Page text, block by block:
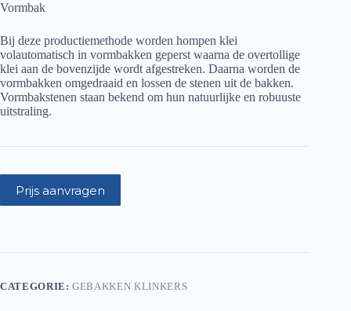
Vormbak
Bij deze productiemethode worden hompen klei
volautomatisch in vormbakken geperst waarna de overtollige
klei aan de bovenzijde wordt afgestreken. Daarna worden de
vormbakken omgedraaid en lossen de stenen uit de bakken.
Vormbakstenen staan bekend om hun natuurlijke en robuuste
uitstraling.
Prijs aanvragen
CATEGORIE:GEBAKKEN KLINKERS